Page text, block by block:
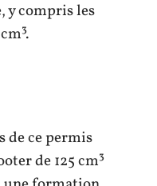
y compris les
de ce permis
de 125 cm³